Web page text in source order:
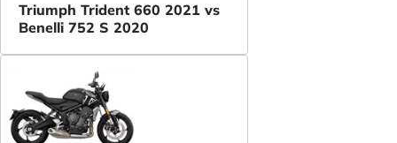
Triumph Trident 660 2021 vs
Benelli 752 S 2020